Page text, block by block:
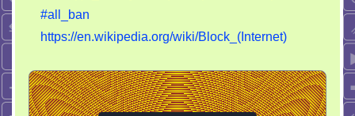
#all_ban
https://en.wikipedia.org/wiki/Block_(Internet)